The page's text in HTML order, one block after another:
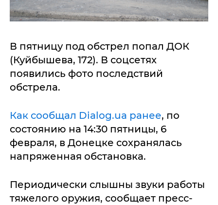
В пятницу под обстрел попал ДОК
(Куйбышева, 172). В соцсетях
появились фото последствий
обстрела.
Как сообщал Dialog.ua ранее, по
состоянию на 14:30 пятницы, 6
февраля, в Донецке сохранялась
напряженная обстановка.
Периодически слышны звуки работы
тяжелого оружия, сообщает пресс-